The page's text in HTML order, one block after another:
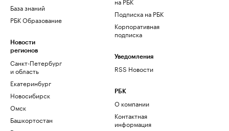
База знаний
РБК Образование
Новости
регионов
Санкт-Петербург
и область
Екатеринбург
Новосибирск
Омск
Башкортостан
Подписка на РБК
Корпоративная
подписка
Уведомления
RSS Новости
РБК
О компании
Контактная
информация